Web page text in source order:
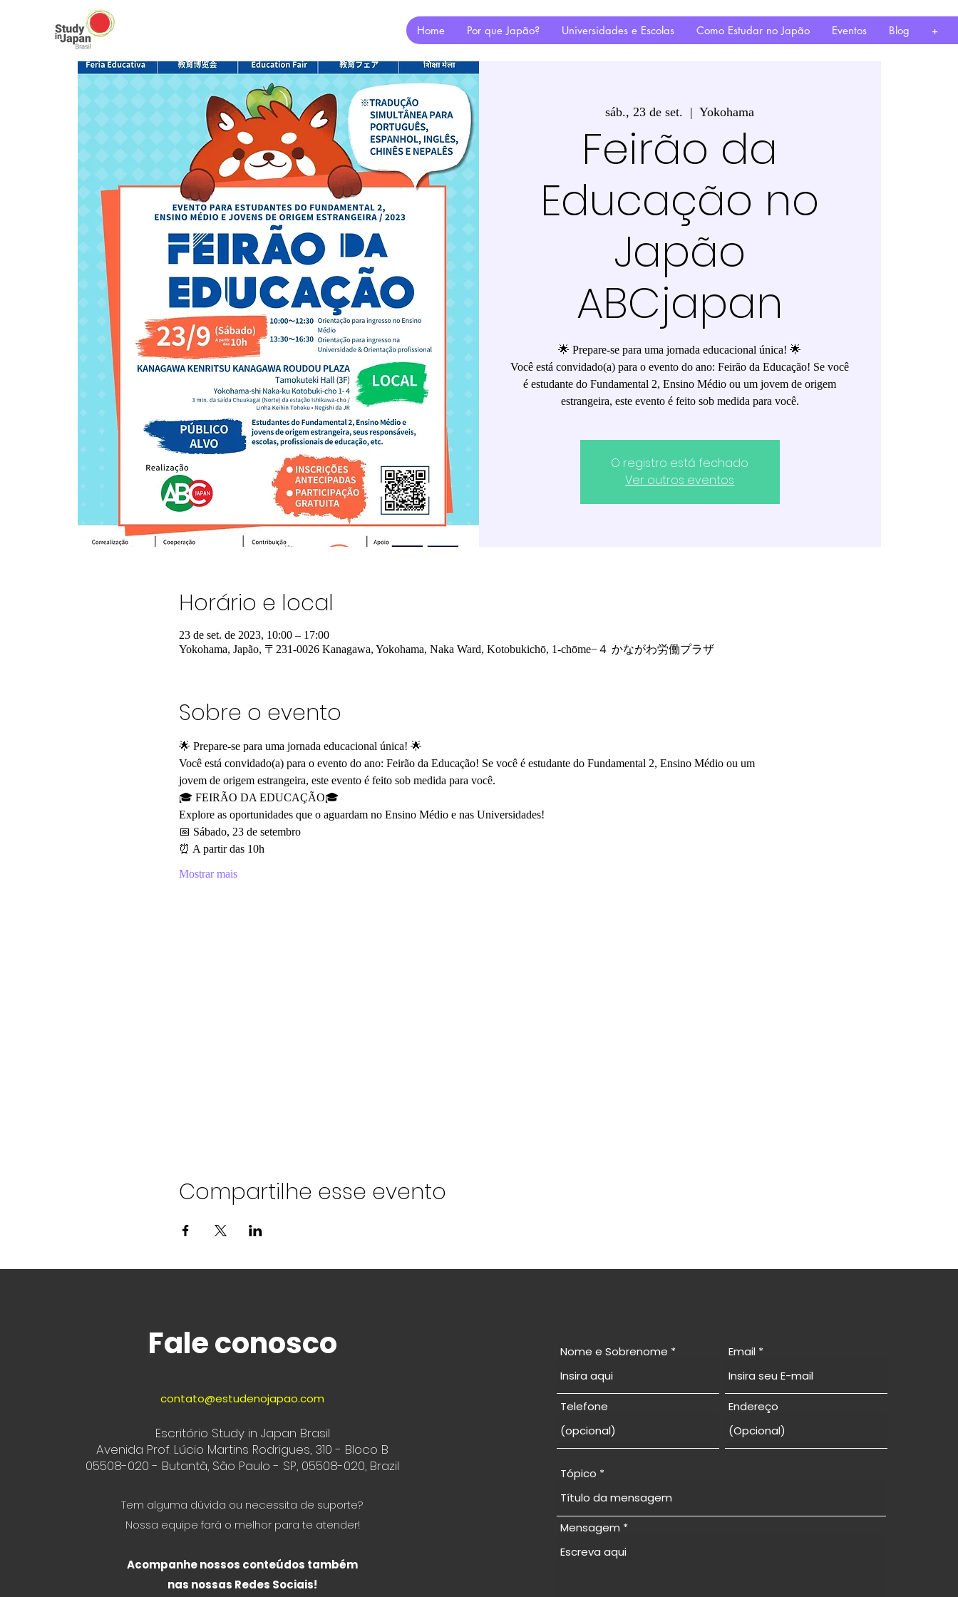
Home Por que Japão? Universidades e Escolas Como Estudar no Japão Eventos Blog +
sáb., 23 de set.
  |
Yokohama
Feirão da
Educação no
Japão
ABCjapan
🌟 Prepare-se para uma jornada educacional única! 🌟
Você está convidado(a) para o evento do ano: Feirão da Educação! Se você
é estudante do Fundamental 2, Ensino Médio ou um jovem de origem
estrangeira, este evento é feito sob medida para você.
O registro está fechado
Ver outros eventos
Horário e local
23 de set. de 2023, 10:00 – 17:00
Yokohama, Japão, 〒231-0026 Kanagawa, Yokohama, Naka Ward, Kotobukichō, 1-chōme−４ かながわ労働プラザ
Sobre o evento
🌟 Prepare-se para uma jornada educacional única! 🌟
Você está convidado(a) para o evento do ano: Feirão da Educação! Se você é estudante do Fundamental 2, Ensino Médio ou um
jovem de origem estrangeira, este evento é feito sob medida para você.
🎓 FEIRÃO DA EDUCAÇÃO🎓
Explore as oportunidades que o aguardam no Ensino Médio e nas Universidades!
📅 Sábado, 23 de setembro
⏰ A partir das 10h
Mostrar mais
Compartilhe esse evento
Fale conosco
contato@estudenojapao.com
Escritório Study in Japan Brasil
Avenida Prof. Lúcio Martins Rodrigues, 310 - Bloco B
05508-020 - Butantã, São Paulo - SP, 05508-020, Brazil
Tem alguma dúvida ou necessita de suporte?
Nossa equipe fará o melhor para te atender!
Acompanhe nossos conteúdos também
nas nossas Redes Sociais!
Nome e Sobrenome Email
Telefone Endereço
Tópico
Mensagem